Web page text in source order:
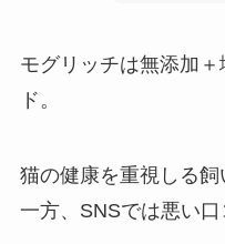
モグリッチは無添加
ド。
猫の健康を重視しる
一方、SNSでは悪い口